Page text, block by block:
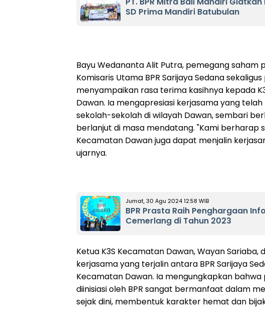
SD Prima Mandiri Batubulan
Bayu Wedananta Alit Putra, pemegang saham
Komisaris Utama BPR Sarijaya Sedana
menyampaikan rasa terima kasihnya kepada
Dawan. Ia mengapresiasi kerjasama yang
sekolah-sekolah di wilayah Dawan, sembari
berlanjut di masa mendatang. "Kami berharap
Kecamatan Dawan juga dapat menjalin
ujarnya.
Jumat, 30 Agu 2024 12:58 WIB
BPR Prasta Raih Penghargaan
Cemerlang di Tahun 2023
Ketua K3S Kecamatan Dawan, Wayan
kerjasama yang terjalin antara BPR Sarijaya
Kecamatan Dawan. Ia mengungkapkan
diinisiasi oleh BPR sangat bermanfaat dalam
sejak dini, membentuk karakter hemat dan